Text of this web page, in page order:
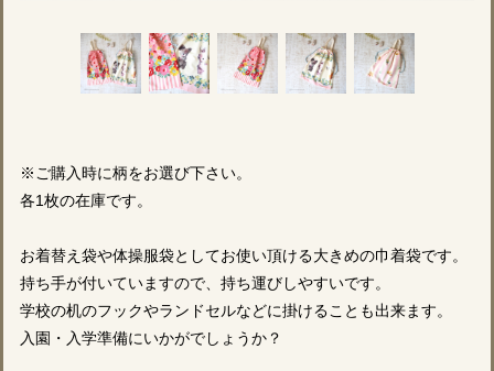
※ご購入時に柄をお選び下さい。
各1枚の在庫です。
お着替え袋や体操服袋としてお使い頂ける大きめの巾着袋です。
持ち手が付いていますので、持ち運びしやすいです。
学校の机のフックやランドセルなどに掛けることも出来ます。
入園・入学準備にいかがでしょうか？